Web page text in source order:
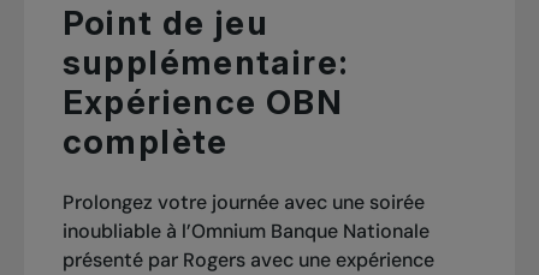
Point de jeu
supplémentaire:
Expérience OBN
complète
Prolongez votre journée avec une soirée
inoubliable à l’Omnium Banque Nationale
présenté par Rogers avec une expérience